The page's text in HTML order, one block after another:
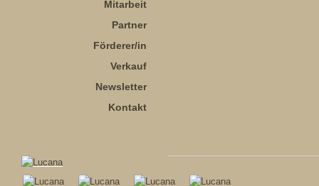
Mitarbeit
Partner
Förderer/in
Verkauf
Newsletter
Kontakt